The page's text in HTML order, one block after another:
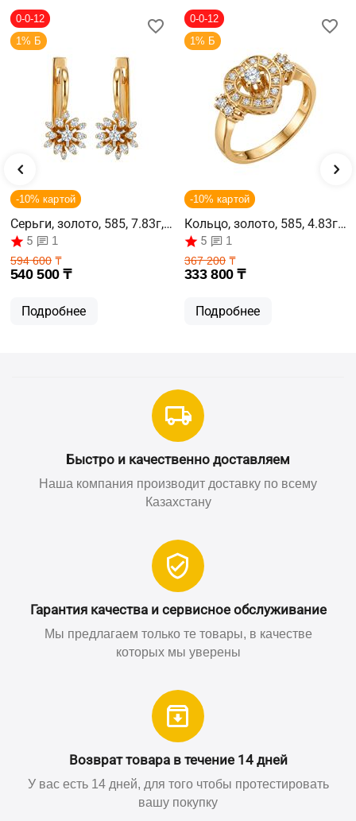
0-0-12
1% Б
-10% картой
Серьги, золото, 585, 7.83г,
63123
5 1
594 600 ₸
540 500 ₸
Подробнее
0-0-12
1% Б
-10% картой
Кольцо, золото, 585, 4.83г,
62103
5 1
367 200 ₸
333 800 ₸
Подробнее
Быстро и качественно доставляем
Наша компания производит доставку по всему
Казахстану
Гарантия качества и сервисное обслуживание
Мы предлагаем только те товары, в качестве
которых мы уверены
Возврат товара в течение 14 дней
У вас есть 14 дней, для того чтобы протестировать
вашу покупку